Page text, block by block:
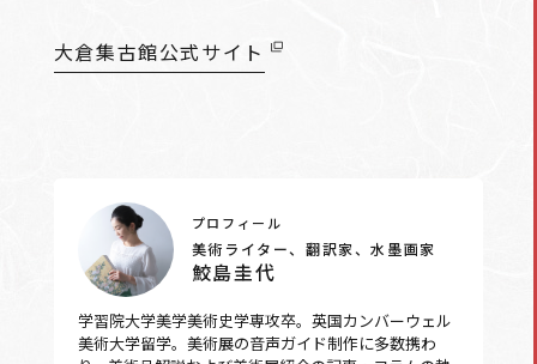
大倉集古館公式サイト
プロフィール
美術ライター、翻訳家、水墨画家
鮫島圭代
学習院大学美学美術史学専攻卒。英国カンバーウェル
美術大学留学。美術展の音声ガイド制作に多数携わ